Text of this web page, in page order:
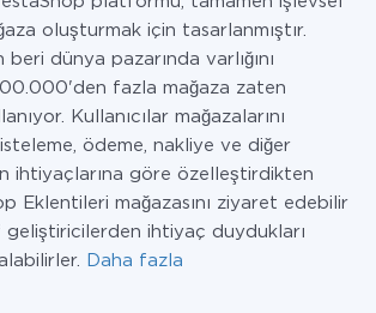
oluşturmak için tasarlanmıştır.
dünya pazarında varlığını
fazla mağaza zaten
Kullanıcılar mağazalarını
ödeme, nakliye ve diğer
ihtiyaçlarına göre özelleştirdikten
Eklentileri mağazasını ziyaret edebilir
ihtiyaç duydukları
Daha fazla